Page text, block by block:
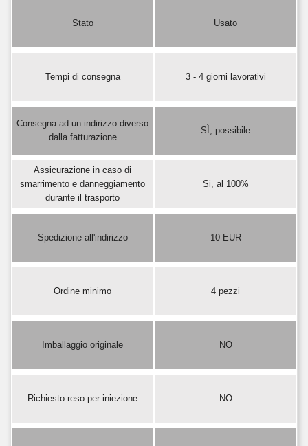
Stato Usato
Tempi di consegna 3 - 4 giorni lavorativi
Consegna ad un indirizzo diverso
dalla fatturazione
SÌ, possibile
Assicurazione in caso di
smarrimento e danneggiamento
durante il trasporto
Si, al 100%
Spedizione all'indirizzo 10 EUR
Ordine minimo 4 pezzi
Imballaggio originale NO
Richiesto reso per iniezione NO